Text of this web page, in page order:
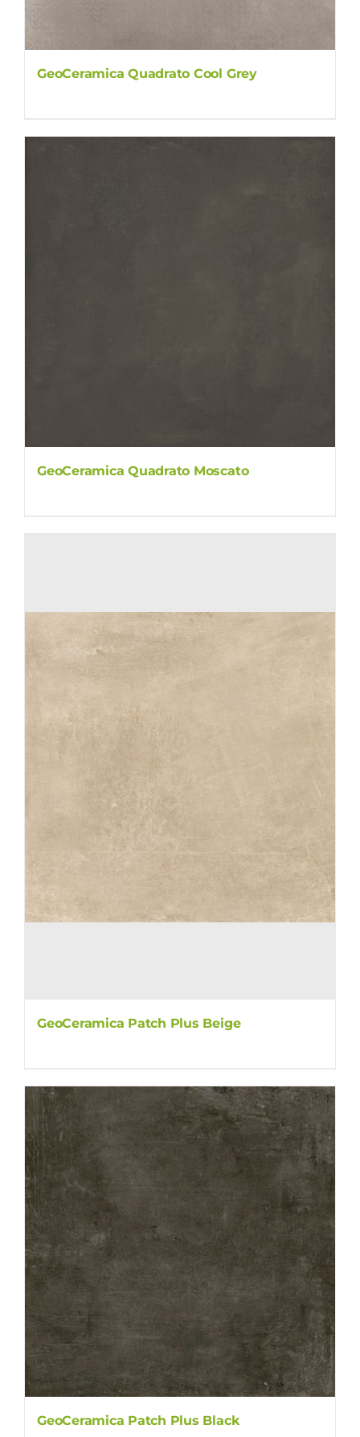
GeoCeramica Quadrato Cool Grey
GeoCeramica Quadrato Moscato
GeoCeramica Patch Plus Beige
GeoCeramica Patch Plus Black